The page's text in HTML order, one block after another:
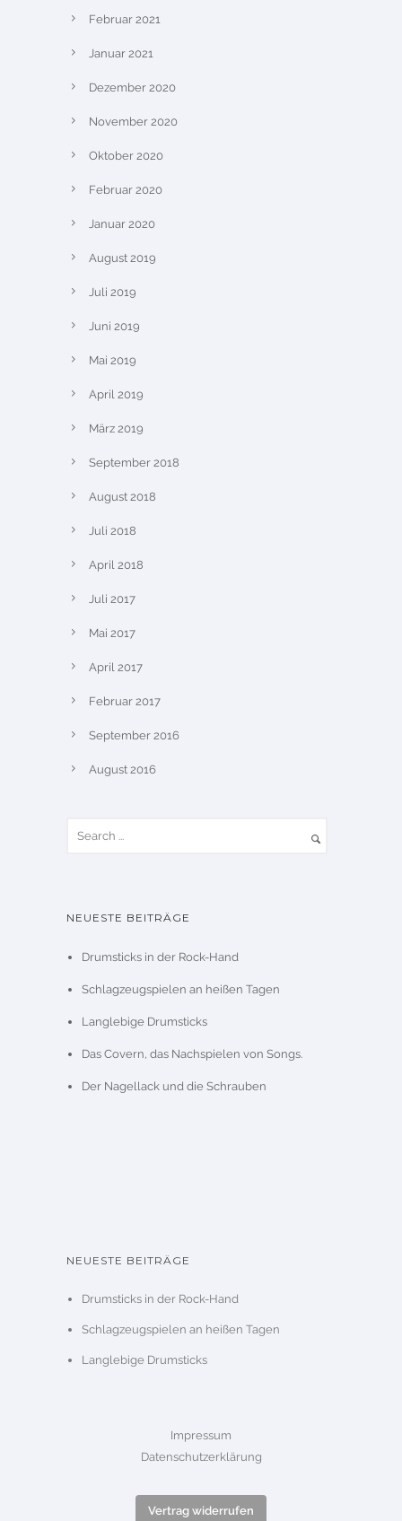
Februar 2021
Januar 2021
Dezember 2020
November 2020
Oktober 2020
Februar 2020
Januar 2020
August 2019
Juli 2019
Juni 2019
Mai 2019
April 2019
März 2019
September 2018
August 2018
Juli 2018
April 2018
Juli 2017
Mai 2017
April 2017
Februar 2017
September 2016
August 2016
NEUESTE BEITRÄGE
Drumsticks in der Rock-Hand
Schlagzeugspielen an heißen Tagen
Langlebige Drumsticks
Das Covern, das Nachspielen von Songs.
Der Nagellack und die Schrauben
NEUESTE BEITRÄGE
Drumsticks in der Rock-Hand
Schlagzeugspielen an heißen Tagen
Langlebige Drumsticks
Impressum
Datenschutzerklärung
Vertrag widerrufen